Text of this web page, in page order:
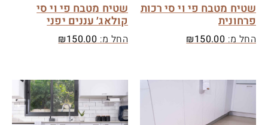
שטיח מטבח פי וי סי רכות
פרחונית
החל מ: ₪150.00
שטיח מטבח פי וי סי
קולאג׳ עננים יפני
החל מ: ₪150.00